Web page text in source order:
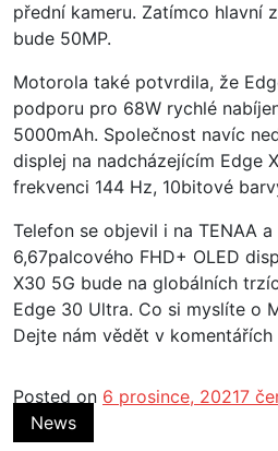
přední kameru. Zatímco hlavní
bude 50MP.
Motorola také potvrdila, že
podporu pro 68W rychlé
5000mAh. Společnost navíc
displej na nadcházejícím Edge
frekvenci 144 Hz, 10bitové
Telefon se objevil i na TENAA
6,67palcového FHD+ OLED
X30 5G bude na globálních
Edge 30 Ultra. Co si myslíte o
Dejte nám vědět v komentářích
Posted on 6 prosince, 20217
News